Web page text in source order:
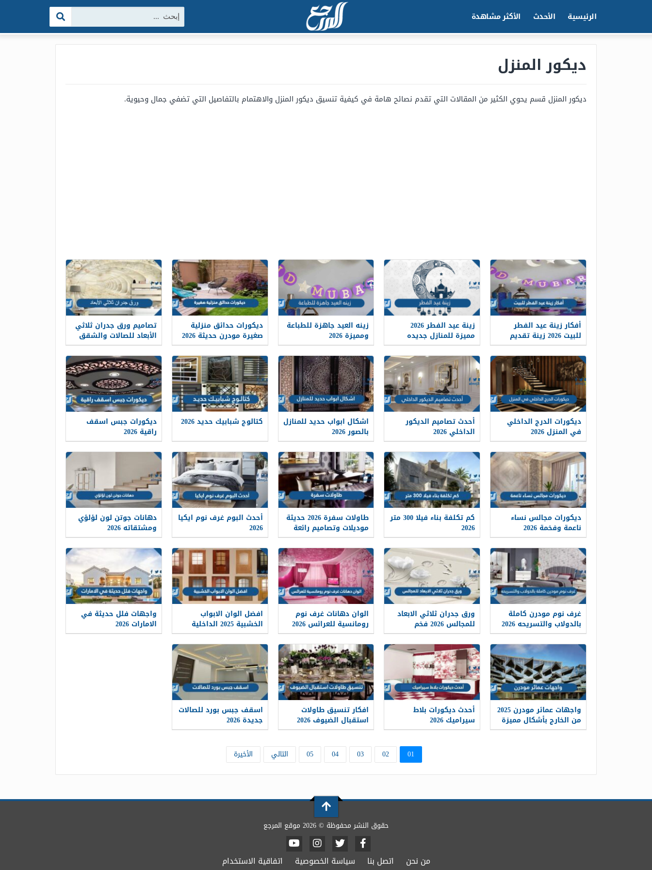
الرئيسية الأحدث الأكثر مشاهدة البحث:
ديكور المنزل
ديكور المنزل قسم يحوي الكثير من المقالات التي تقدم نصائح هامة في كيفية تنسيق ديكور المنزل والاهتمام بالتفاصيل التي تضفي جمال وحيوية.
أفكار زينة عيد الفطر
للبيت 2026 زينة تقديم
العيدية
زينة عيد الفطر 2026
مميزة للمنازل جديده
زينه العيد جاهزة للطباعة
ومميزة 2026
ديكورات حدائق منزلية
صغيرة مودرن حديثة 2026
تصاميم ورق جدران ثلاثي
الأبعاد للصالات والشقق
2026
ديكورات الدرج الداخلي
في المنزل 2026
أحدث تصاميم الديكور
الداخلي 2026
اشكال ابواب حديد للمنازل
بالصور 2026
كتالوج شبابيك حديد 2026 ديكورات جبس اسقف
راقية 2026
ديكورات مجالس نساء
ناعمة وفخمة 2026
كم تكلفة بناء فيلا 300 متر
2026
طاولات سفرة 2026 حديثة
موديلات وتصاميم رائعة
غرف طعام مميزة
أحدث البوم غرف نوم ايكيا
2026
دهانات جوتن لون لؤلؤي
ومشتقاته 2026
غرف نوم مودرن كاملة
بالدولاب والتسريحه 2026
ورق جدران ثلاثي الابعاد
للمجالس 2026 فخم
الوان دهانات غرف نوم
رومانسية للعرائس 2026
افضل الوان الابواب
الخشبية 2025 الداخلية
والخارجية مودرن
وكلاسيك
واجهات فلل حديثة في
الامارات 2026
واجهات عمائر مودرن 2025
من الخارج بأشكال مميزة
وعصرية
أحدث ديكورات بلاط
سيراميك 2026
افكار تنسيق طاولات
استقبال الضيوف 2026
اسقف جبس بورد للصالات
جديدة 2026
01
02
03
04
05 التالي الأخيرة
حقوق النشر محفوظة © 2026 موقع المرجع
من نحن اتصل بنا سياسة الخصوصية اتفاقية الاستخدام